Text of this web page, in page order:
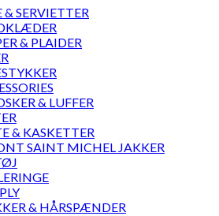
& SERVIETTER
& PLAIDER
& LUFFER
& KASKETTER
SAINT MICHEL JAKKER
& HÅRSPÆNDER